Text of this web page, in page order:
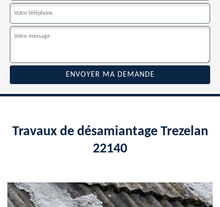
Travaux de désamiantage Trezelan
22140